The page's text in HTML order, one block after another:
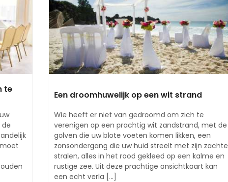
te
Een droomhuwelijk op een wit strand
Wie heeft er niet van gedroomd om zich te
verenigen op een prachtig wit zandstrand, met de
golven die uw blote voeten komen likken, een
zonsondergang die uw huid streelt met zijn zachte
stralen, alles in het rood gekleed op een kalme en
rustige zee. Uit deze prachtige ansichtkaart kan
een echt verla [...]